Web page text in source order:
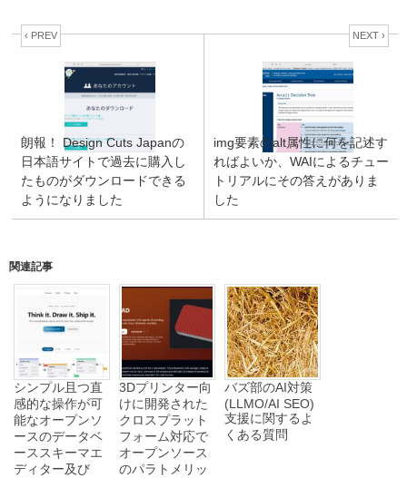
‹ PREV
朗報！ Design Cuts Japanの
日本語サイトで過去に購入し
たものがダウンロードできる
ようになりました
NEXT ›
img要素のalt属性に何を記述す
ればよいか、WAIによるチュー
トリアルにその答えがありま
した
関連記事
シンプル且つ直
感的な操作が可
能なオープンソ
ースのデータベ
ーススキーマエ
ディター及び
3Dプリンター向
けに開発された
クロスプラット
フォーム対応で
オープンソース
のパラトメリッ
バズ部のAI対策
(LLMO/AI SEO)
支援に関するよ
くある質問